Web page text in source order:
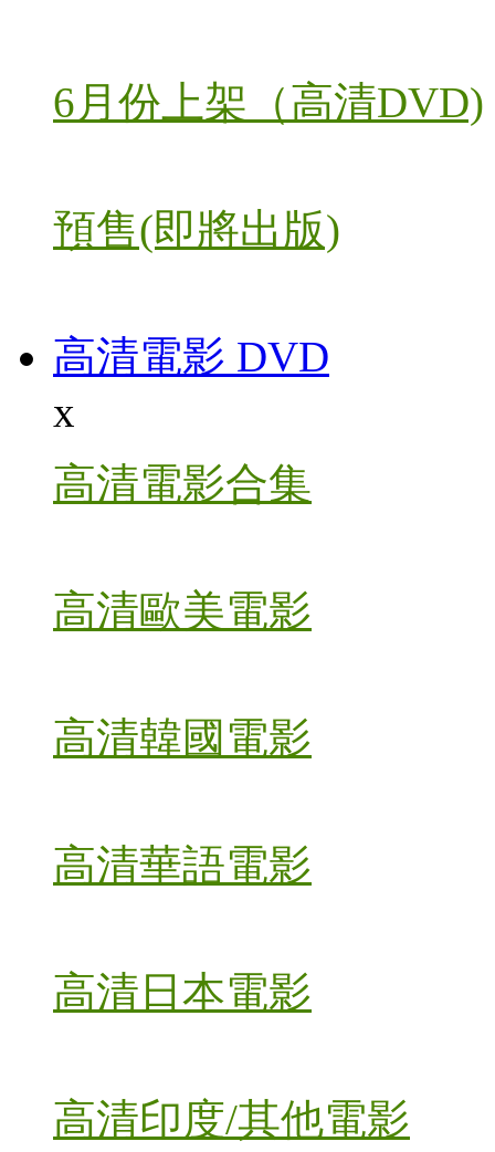
6月份上架（高清DVD)
預售(即將出版)
高清電影 DVD
x
高清電影合集
高清歐美電影
高清韓國電影
高清華語電影
高清日本電影
高清印度/其他電影